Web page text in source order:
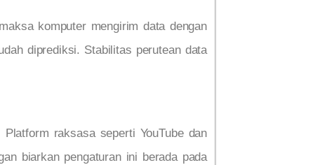
komputer mengirim data dengan
diprediksi. Stabilitas perutean data
raksasa seperti YouTube dan
biarkan pengaturan ini berada pada